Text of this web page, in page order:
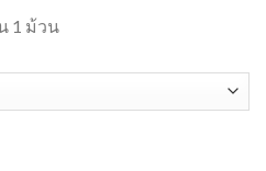
1 ม้วน